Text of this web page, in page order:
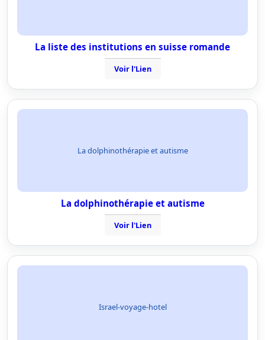
La liste des institutions en suisse romande
Voir l'Lien
La dolphinothérapie et autisme
La dolphinothérapie et autisme
Voir l'Lien
Israel-voyage-hotel